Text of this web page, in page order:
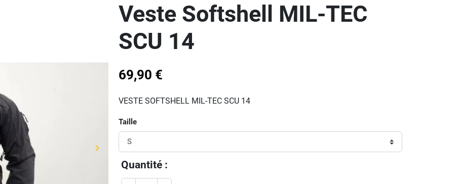
Suivant
keyboard_arrow_right
Veste Softshell MIL-TEC
SCU 14
69,90 €
VESTE SOFTSHELL MIL-TEC SCU 14
Taille
Quantité :